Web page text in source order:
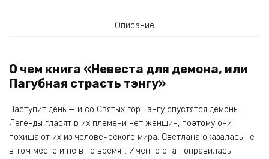
Описание
О чем книга «Невеста для демона, или
Пагубная страсть тэнгу»
Наступит день — и со Святых гор Тэнгу спустятся демоны…
Легенды гласят в их племени нет женщин, поэтому они
похищают их из человеческого мира. Светлана оказалась не
в том месте и не в то время… Именно она понравилась